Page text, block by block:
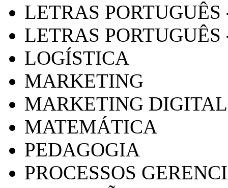
LETRAS
LETRAS PORTUGUÊS
LOGÍSTICA
MARKETING
MARKETING DIGITAL
MATEMÁTICA
PEDAGOGIA
PROCESSOS